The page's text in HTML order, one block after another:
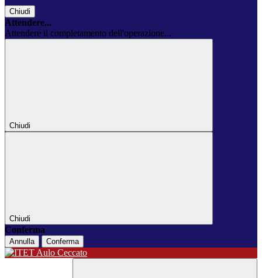
Chiudi
Attendere...
Attendere il completamento dell'operazione...
Chiudi
Chiudi
Conferma
Annulla Conferma